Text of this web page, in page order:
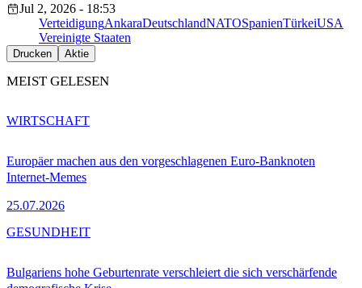
Jul 2, 2026 - 18:53
VerteidigungAnkaraDeutschlandNATOSpanienTürkeiUSA
Vereinigte Staaten
Drucken Aktie
MEIST GELESEN
Europäer machen aus den vorgeschlagenen Euro-Banknoten
Internet-Memes
25.07.2026
WIRTSCHAFT
Bulgariens hohe Geburtenrate verschleiert die sich verschärfende
GESUNDHEIT